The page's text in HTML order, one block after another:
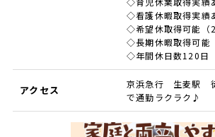
◇看護休暇取得実績
◇希望休取得可能（2
◇長期休暇取得可能
◇年間休日数120日
アクセス
京浜急行 生麦駅
で通勤ラクラク♪